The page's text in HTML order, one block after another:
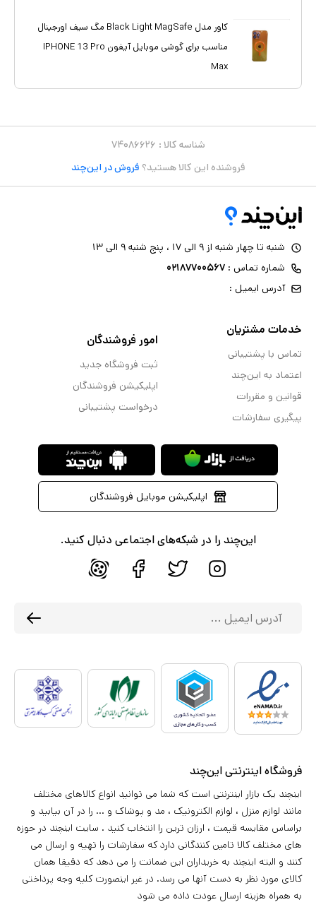
کاور مدل Black Light MagSafe مگ سیف اورجینال
مناسب برای گوشی موبایل آیفون IPHONE 13 Pro
Max
شناسه کالا : ۷۴۰۸۶۶۲۶
فروشنده این کالا هستید؟ فروش در این‌چند
شنبه تا چهار شنبه از ۹ الی ۱۷ ، پنج شنبه ۹ الی ۱۳
شماره تماس : ۰۲۱۸۷۷۰۰۵۶۷
آدرس ایمیل :
خدمات مشتریان
تماس با پشتیبانی
اعتماد به این‌چند
قوانین و مقررات
پیگیری سفارشات
امور فروشندگان
ثبت فروشگاه جدید
اپلیکیشن فروشندگان
درخواست پشتیبانی
اپلیکیشن موبایل فروشندگان
این‌چند را در شبکه‌های اجتماعی دنبال کنید.
فروشگاه اینترنتی این‌چند
اینچند یک بازار اینترنتی است که شما می توانید انواع کالاهای مختلف
مانند لوازم منزل ، لوازم الکترونیک ، مد و پوشاک و ... را در آن بیابید و
براساس مقایسه قیمت ، ارزان ترین را انتخاب کنید . سایت اینچند در حوزه
های مختلف کالا تامین کنندگانی دارد که سفارشات را تهیه و ارسال می
کنند و البته اینچند به خریداران این ضمانت را می دهد که دقیقا همان
کالای مورد نظر به دست آنها می رسد. در غیر اینصورت کلیه وجه پرداختی
به همراه هزینه ارسال عودت داده می شود